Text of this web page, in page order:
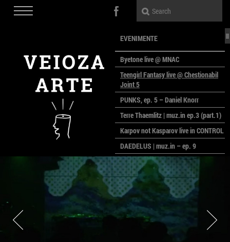
EVENIMENTE
Byetone live @ MNAC
Teengirl Fantasy live @ Chestionabil
Joint 5
PUNKS, ep. 5 – Daniel Knorr
Terre Thaemlitz | muz.in ep.3 (part.1)
Karpov not Kasparov live in CONTROL
DAEDELUS | muz.in – ep. 9
LALELE, LALELE – prima premieră a
anului la MACAZ
CinePOLSKA – filme poloneze la
București
PEOPLE OF ROMANIA se lansează la
galeria Simeza
All Stars For Outernational